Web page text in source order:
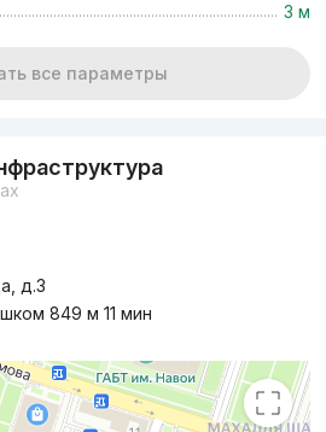
3 м
все параметры
д.3
849 м 11 мин